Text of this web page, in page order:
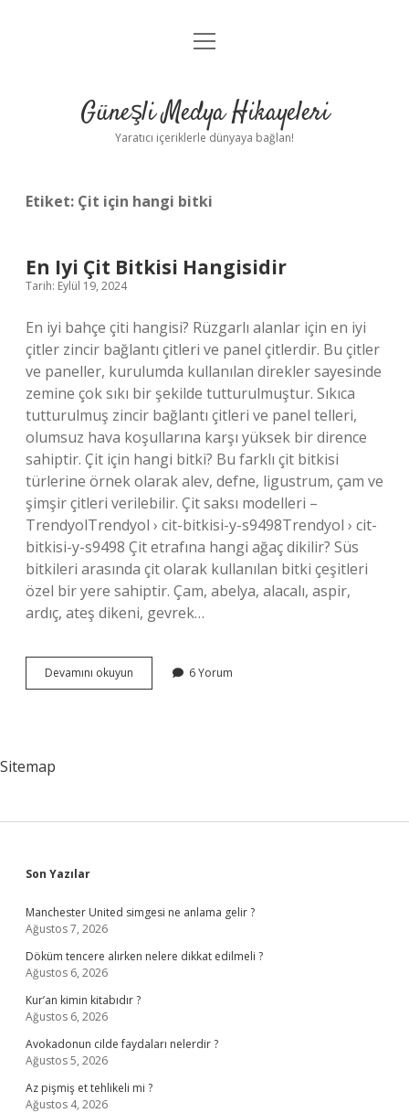
Anasayfa
Yasal Uyarı
menüyü
Güneşli Medya Hikayeleri
Yaratıcı içeriklerle dünyaya bağlan!
Etiket: Çit için hangi bitki
En Iyi Çit Bitkisi Hangisidir
Tarih: Eylül 19, 2024
En iyi bahçe çiti hangisi? Rüzgarlı alanlar için en iyi
çitler zincir bağlantı çitleri ve panel çitlerdir. Bu çitler
ve paneller, kurulumda kullanılan direkler sayesinde
zemine çok sıkı bir şekilde tutturulmuştur. Sıkıca
tutturulmuş zincir bağlantı çitleri ve panel telleri,
olumsuz hava koşullarına karşı yüksek bir dirence
sahiptir. Çit için hangi bitki? Bu farklı çit bitkisi
türlerine örnek olarak alev, defne, ligustrum, çam ve
şimşir çitleri verilebilir. Çit saksı modelleri –
TrendyolTrendyol › cit-bitkisi-y-s9498Trendyol › cit-
bitkisi-y-s9498 Çit etrafına hangi ağaç dikilir? Süs
bitkileri arasında çit olarak kullanılan bitki çeşitleri
özel bir yere sahiptir. Çam, abelya, alacalı, aspir,
ardıç, ateş dikeni, gevrek…
Devamını okuyun
Iyi
6 Yorum
Sitemap
Sidebar
Son Yazılar
Manchester United simgesi ne anlama gelir ?
Ağustos 7, 2026
Döküm tencere alırken nelere dikkat edilmeli ?
Ağustos 6, 2026
Kur’an kimin kitabıdır ?
Ağustos 6, 2026
Avokadonun cilde faydaları nelerdir ?
Ağustos 5, 2026
Az pişmiş et tehlikeli mi ?
Ağustos 4, 2026